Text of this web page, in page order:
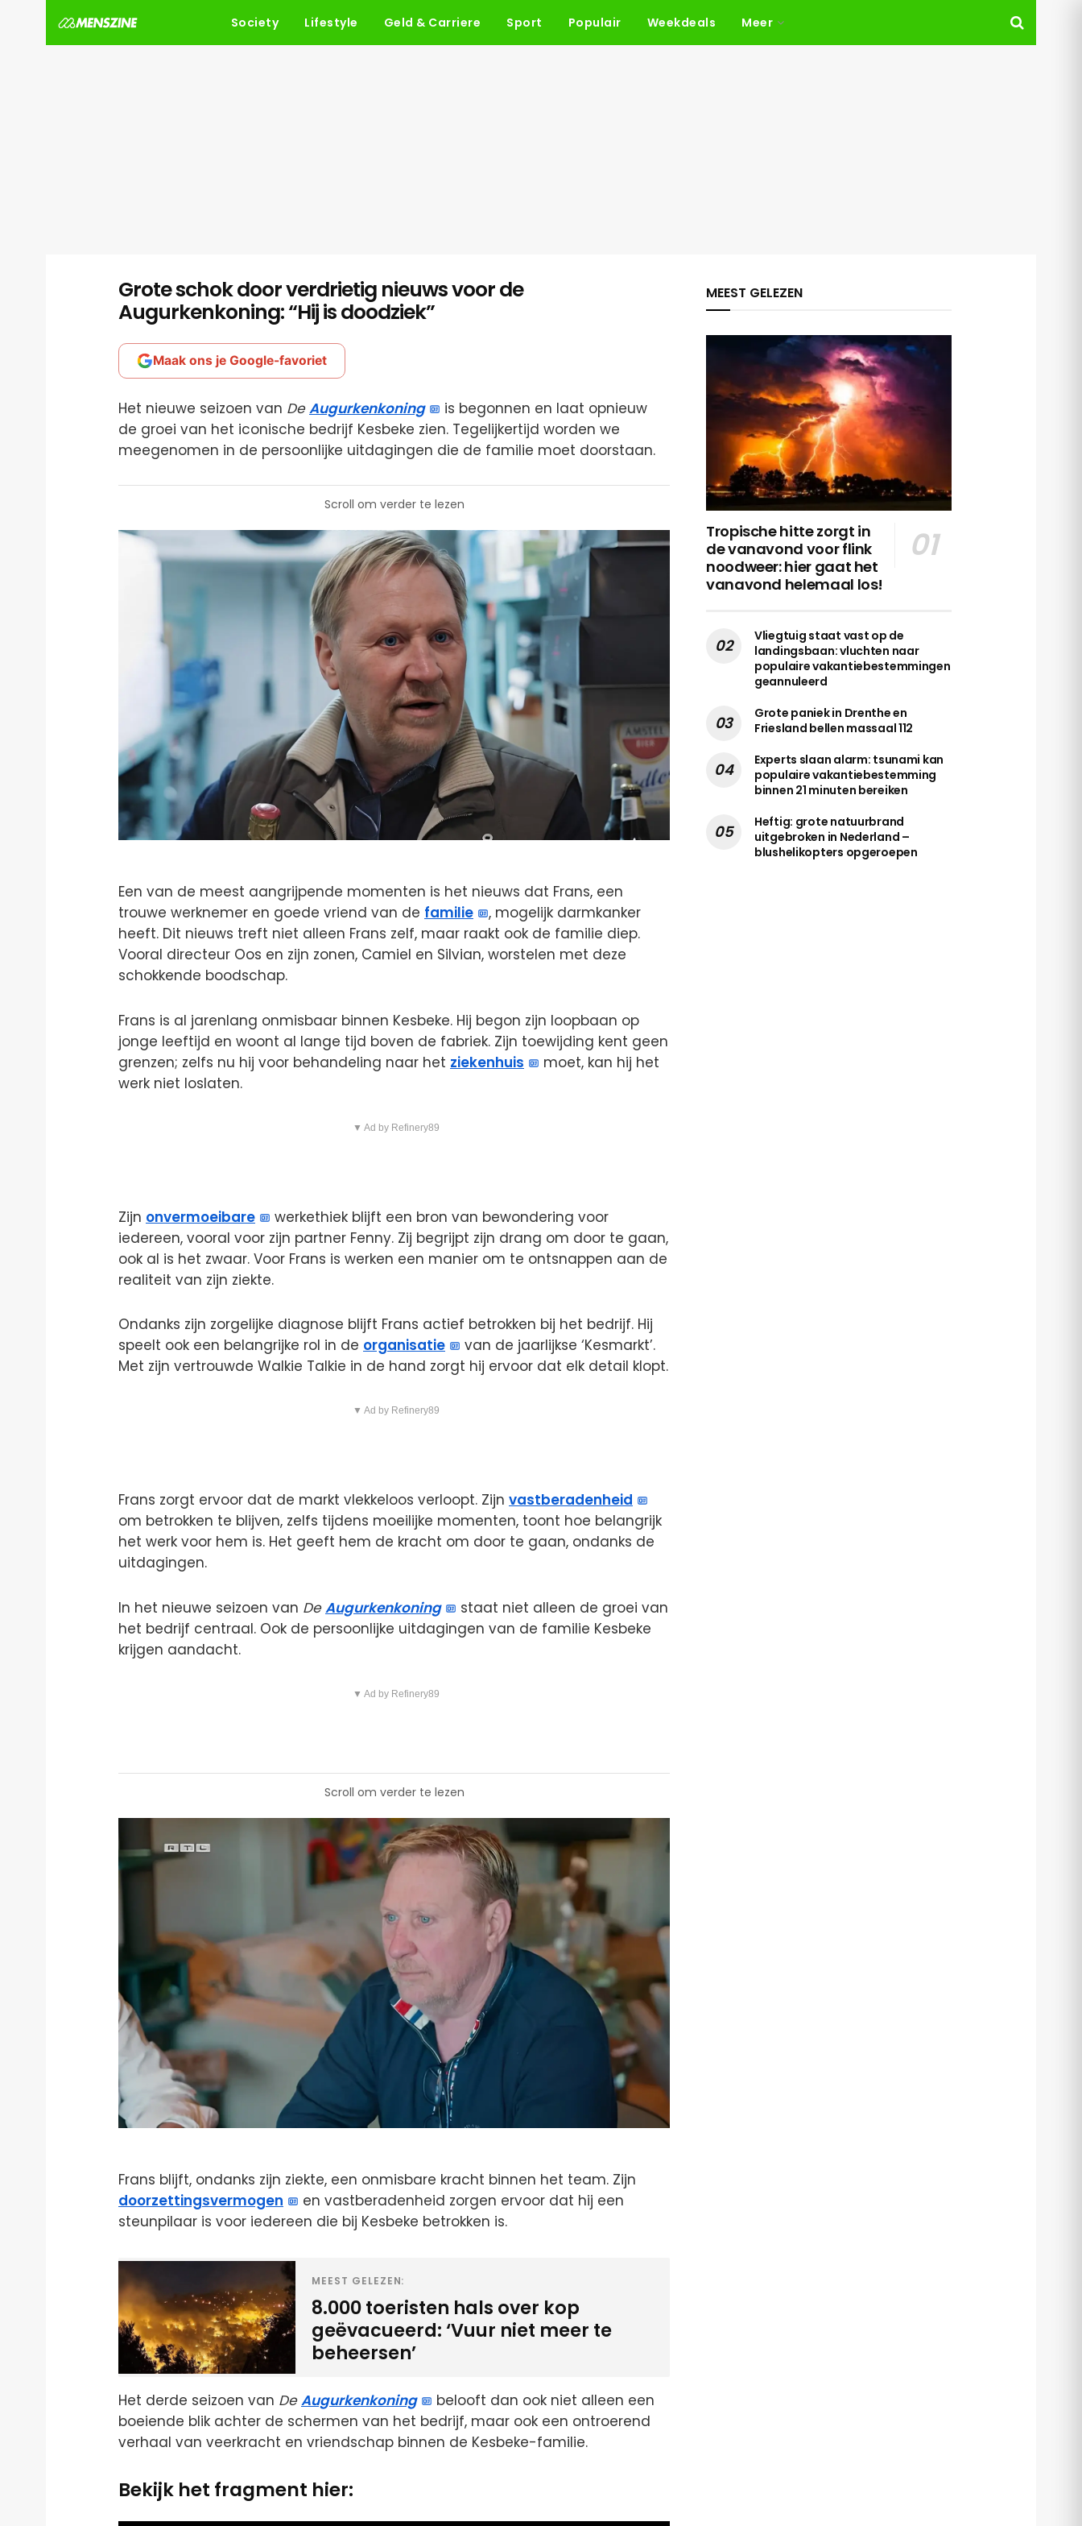
Society Lifestyle Geld & Carriere Sport Populair Weekdeals Meer
Grote schok door verdrietig nieuws voor de
Augurkenkoning: “Hij is doodziek”
Maak ons je Google-favoriet
Het nieuwe seizoen van DeAugurkenkoning
is begonnen en laat opnieuw
de groei van het iconische bedrijf Kesbeke zien. Tegelijkertijd worden we
meegenomen in de persoonlijke uitdagingen die de familie moet doorstaan.
Scroll om verder te lezen
Een van de meest aangrijpende momenten is het nieuws dat Frans, een
trouwe werknemer en goede vriend van de familie
, mogelijk darmkanker
heeft. Dit nieuws treft niet alleen Frans zelf, maar raakt ook de familie diep.
Vooral directeur Oos en zijn zonen, Camiel en Silvian, worstelen met deze
schokkende boodschap.
Frans is al jarenlang onmisbaar binnen Kesbeke. Hij begon zijn loopbaan op
jonge leeftijd en woont al lange tijd boven de fabriek. Zijn toewijding kent geen
grenzen; zelfs nu hij voor behandeling naar het ziekenhuis
moet, kan hij het
werk niet loslaten.
▼ Ad by Refinery89
Zijn onvermoeibare
werkethiek blijft een bron van bewondering voor
iedereen, vooral voor zijn partner Fenny. Zij begrijpt zijn drang om door te gaan,
ook al is het zwaar. Voor Frans is werken een manier om te ontsnappen aan de
realiteit van zijn ziekte.
Ondanks zijn zorgelijke diagnose blijft Frans actief betrokken bij het bedrijf. Hij
speelt ook een belangrijke rol in de organisatie
van de jaarlijkse ‘Kesmarkt’.
Met zijn vertrouwde Walkie Talkie in de hand zorgt hij ervoor dat elk detail klopt.
▼ Ad by Refinery89
Frans zorgt ervoor dat de markt vlekkeloos verloopt. Zijn vastberadenheid
om betrokken te blijven, zelfs tijdens moeilijke momenten, toont hoe belangrijk
het werk voor hem is. Het geeft hem de kracht om door te gaan, ondanks de
uitdagingen.
In het nieuwe seizoen van DeAugurkenkoning
staat niet alleen de groei van
het bedrijf centraal. Ook de persoonlijke uitdagingen van de familie Kesbeke
krijgen aandacht.
▼ Ad by Refinery89
Scroll om verder te lezen
Frans blijft, ondanks zijn ziekte, een onmisbare kracht binnen het team. Zijn
doorzettingsvermogen
en vastberadenheid zorgen ervoor dat hij een
steunpilaar is voor iedereen die bij Kesbeke betrokken is.
MEEST GELEZEN:
8.000 toeristen hals over kop
geëvacueerd: ‘Vuur niet meer te
beheersen’
Het derde seizoen van DeAugurkenkoning
belooft dan ook niet alleen een
boeiende blik achter de schermen van het bedrijf, maar ook een ontroerend
verhaal van veerkracht en vriendschap binnen de Kesbeke-familie.
Bekijk het fragment hier:
MEEST GELEZEN
Tropische hitte zorgt in
de vanavond voor flink
noodweer: hier gaat het
vanavond helemaal los!
Vliegtuig staat vast op de
landingsbaan: vluchten naar
populaire vakantiebestemmingen
geannuleerd
Grote paniek in Drenthe en
Friesland bellen massaal 112
Experts slaan alarm: tsunami kan
populaire vakantiebestemming
binnen 21 minuten bereiken
Heftig: grote natuurbrand
uitgebroken in Nederland –
blushelikopters opgeroepen